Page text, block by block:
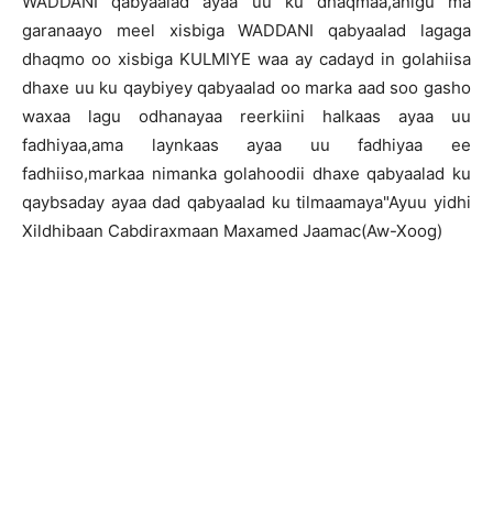
garanaayo meel xisbiga WADDANI qabyaalad lagaga
dhaqmo oo xisbiga KULMIYE waa ay cadayd in golahiisa
dhaxe uu ku qaybiyey qabyaalad oo marka aad soo gasho
waxaa lagu odhanayaa reerkiini halkaas ayaa uu
fadhiyaa,ama laynkaas ayaa uu fadhiyaa ee
fadhiiso,markaa nimanka golahoodii dhaxe qabyaalad ku
qaybsaday ayaa dad qabyaalad ku tilmaamaya"Ayuu yidhi
Xildhibaan Cabdiraxmaan Maxamed Jaamac(Aw-Xoog)